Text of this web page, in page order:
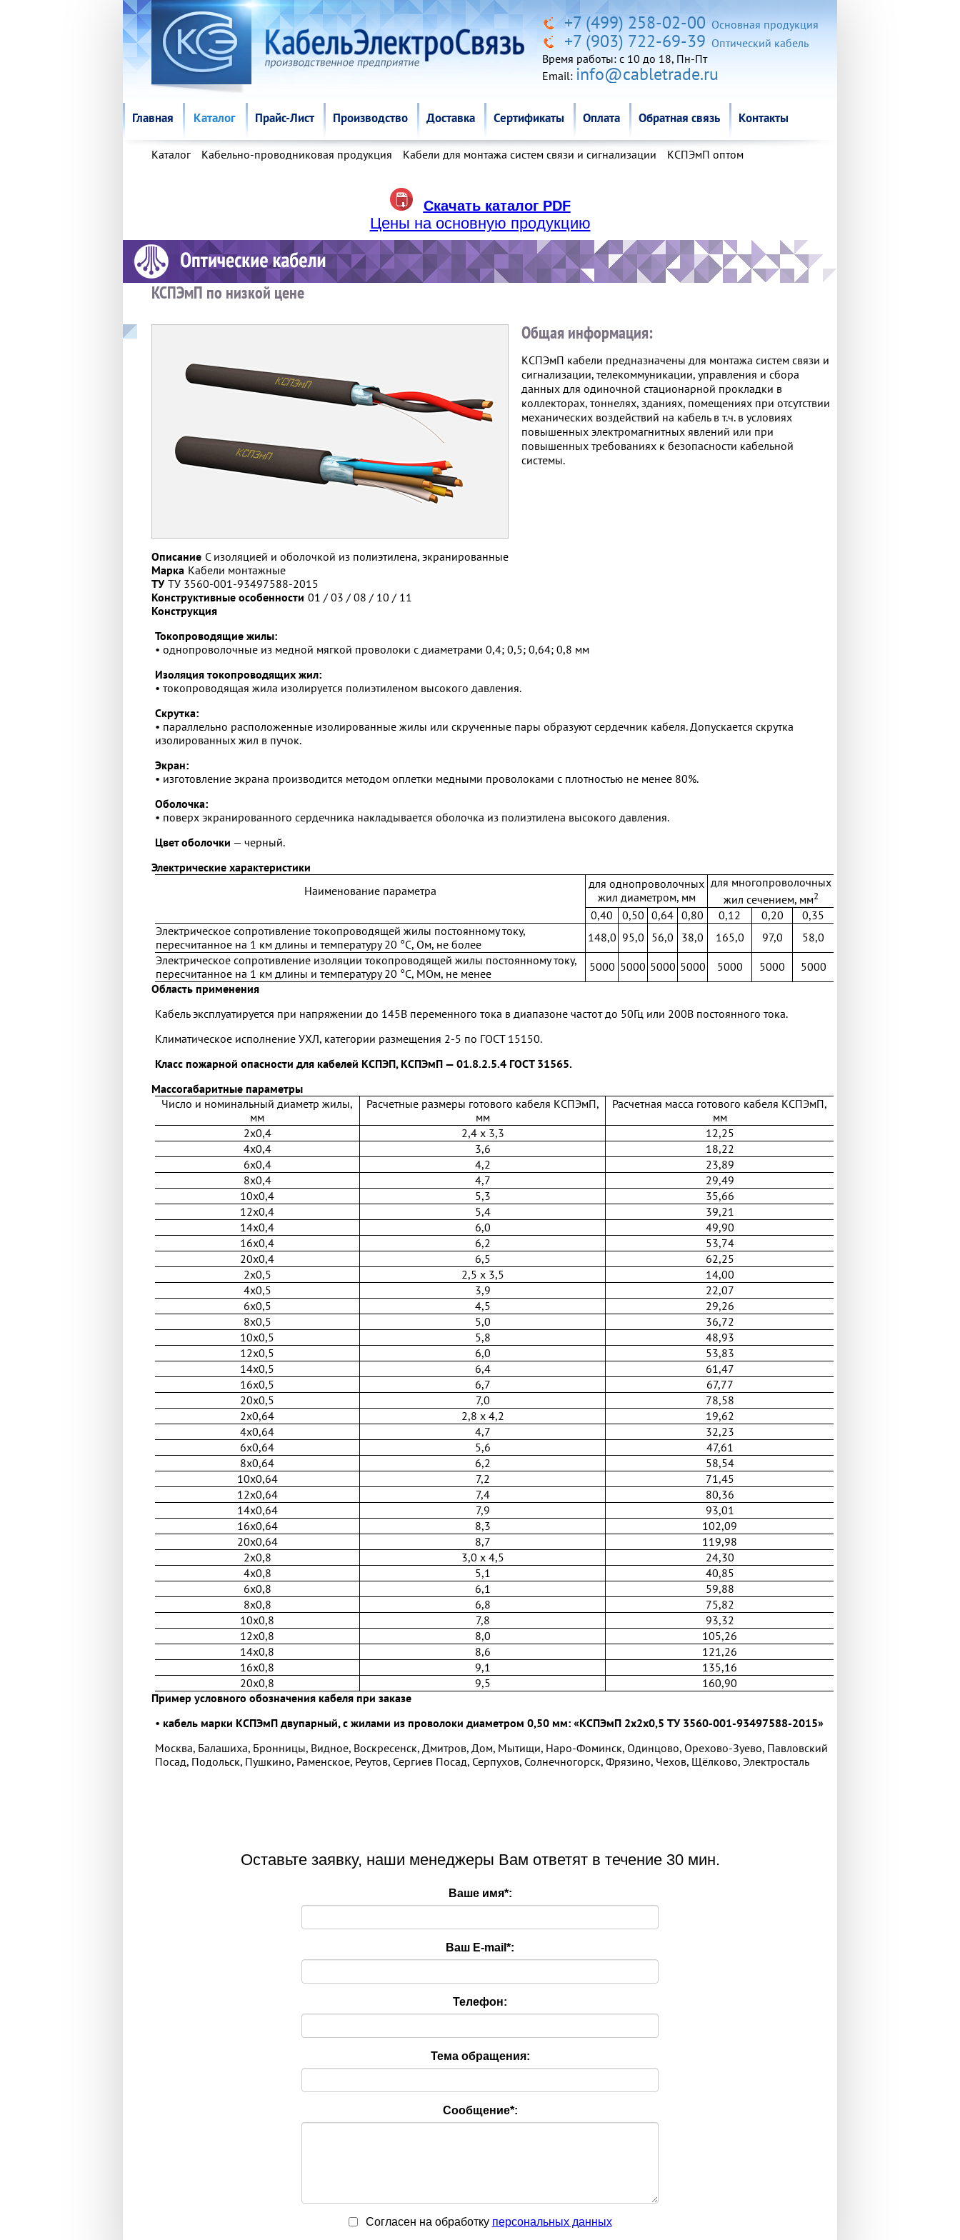
+7 (499) 258-02-00 Основная продукция
+7 (903) 722-69-39 Оптический кабель
Время работы: c 10 до 18, Пн-Пт
Email: info@cabletrade.ru
Главная Каталог Прайс-Лист Производство Доставка Сертификаты Оплата Обратная связь
Главная Каталог Прайс-Лист Производство Доставка Сертификаты Оплата Обратная связь Контакты
Каталог Кабельно-проводниковая продукция Кабели для монтажа систем связи и сигнализации КСПЭмП оптом
Скачать каталог PDF
Цены на основную продукцию
КСПЭмП по низкой цене
Общая информация:
КСПЭмП кабели предназначены для монтажа систем связи и
сигнализации, телекоммуникации, управления и сбора
данных для одиночной стационарной прокладки в
коллекторах, тоннелях, зданиях, помещениях при отсутствии
механических воздействий на кабель в т.ч. в условиях
повышенных электромагнитных явлений или при
повышенных требованиях к безопасности кабельной
системы.
Описание С изоляцией и оболочкой из полиэтилена, экранированные
Марка Кабели монтажные
ТУ ТУ 3560-001-93497588-2015
Конструктивные особенности 01 / 03 / 08 / 10 / 11
Конструкция
Токопроводящие жилы:
• однопроволочные из медной мягкой проволоки с диаметрами 0,4; 0,5; 0,64; 0,8 мм
Изоляция токопроводящих жил:
• токопроводящая жила изолируется полиэтиленом высокого давления.
Скрутка:
• параллельно расположенные изолированные жилы или скрученные пары образуют сердечник кабеля. Допускается скрутка
изолированных жил в пучок.
Экран:
• изготовление экрана производится методом оплетки медными проволоками с плотностью не менее 80%.
Оболочка:
• поверх экранированного сердечника накладывается оболочка из полиэтилена высокого давления.
Цвет оболочки — черный.
Электрические характеристики
Наименование параметра
для однопроволочных
жил диаметром, мм
для многопроволочных
жил сечением, мм2
0,40 0,50 0,64 0,80 0,12 0,20
0,35
Электрическое сопротивление токопроводящей жилы постоянному току,
пересчитанное на 1 км длины и температуру 20 °С, Ом, не более
148,0 95,0 56,0 38,0 165,0 97,0
58,0
Электрическое сопротивление изоляции токопроводящей жилы постоянному току,
пересчитанное на 1 км длины и температуру 20 °С, МОм, не менее
5000 5000 5000 5000 5000 5000
5000
Область применения
Кабель эксплуатируется при напряжении до 145В переменного тока в диапазоне частот до 50Гц или 200В постоянного тока.
Климатическое исполнение УХЛ, категории размещения 2-5 по ГОСТ 15150.
Класс пожарной опасности для кабелей КСПЭП, КСПЭмП — 01.8.2.5.4 ГОСТ 31565.
Массогабаритные параметры
Число и номинальный диаметр жилы,
мм
Расчетные размеры готового кабеля КСПЭмП,
мм
Расчетная масса готового кабеля КСПЭмП,
мм
2x0,4
2,4 х 3,3
12,25
4x0,4
3,6
18,22
6x0,4
4,2
23,89
8x0,4
4,7
29,49
10x0,4
5,3
35,66
12x0,4
5,4
39,21
14x0,4
6,0
49,90
16x0,4
6,2
53,74
20x0,4
6,5
62,25
2x0,5
2,5 х 3,5
14,00
4x0,5
3,9
22,07
6x0,5
4,5
29,26
8x0,5
5,0
36,72
10x0,5
5,8
48,93
12x0,5
6,0
53,83
14x0,5
6,4
61,47
16x0,5
6,7
67,77
20x0,5
7,0
78,58
2x0,64
2,8 х 4,2
19,62
4x0,64
4,7
32,23
6x0,64
5,6
47,61
8x0,64
6,2
58,54
10x0,64
7,2
71,45
12x0,64
7,4
80,36
14x0,64
7,9
93,01
16x0,64
8,3
102,09
20x0,64
8,7
119,98
2x0,8
3,0 х 4,5
24,30
4x0,8
5,1
40,85
6x0,8
6,1
59,88
8x0,8
6,8
75,82
10x0,8
7,8
93,32
12x0,8
8,0
105,26
14x0,8
8,6
121,26
16x0,8
9,1
135,16
20x0,8
9,5
160,90
Пример условного обозначения кабеля при заказе
• кабель марки КСПЭмП двупарный, с жилами из проволоки диаметром 0,50 мм: «КСПЭмП 2x2x0,5 ТУ 3560-001-93497588-2015»
Москва, Балашиха, Бронницы, Видное, Воскресенск, Дмитров, Дом, Мытищи, Наро-Фоминск, Одинцово, Орехово-Зуево, Павловский
Посад, Подольск, Пушкино, Раменское, Реутов, Сергиев Посад, Серпухов, Солнечногорск, Фрязино, Чехов, Щёлково, Электросталь
Оставьте заявку, наши менеджеры Вам ответят в течение 30 мин.
Ваше имя*:
Ваш E-mail *:
Телефон:
Тема обращения:
Сообщение*:
Согласен на обработку персональныx данных